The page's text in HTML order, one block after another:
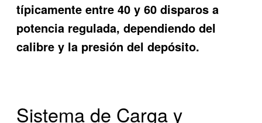
típicamente entre 40 y 60 disparos a
potencia regulada, dependiendo del
calibre y la presión del depósito.
Sistema de Carga y